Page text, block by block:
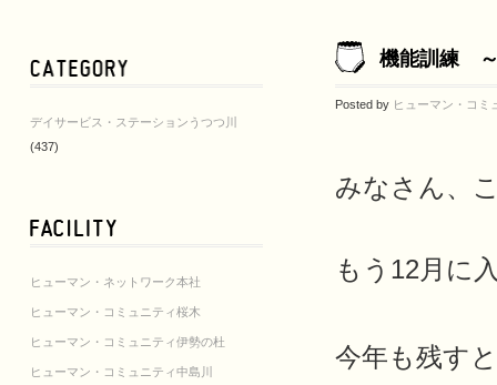
デイサービス・ステーションうつつ川
(437)
ヒューマン・ネットワーク本社
ヒューマン・コミュニティ桜木
ヒューマン・コミュニティ伊勢の杜
ヒューマン・コミュニティ中島川
機能訓練 ～
Posted by ヒューマン・コミ
みなさん、
もう12月に
今年も残す